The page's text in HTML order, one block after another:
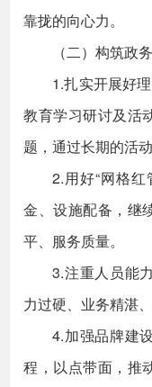
靠拢的向心力。
（二）构筑政
1.扎实开展好
教育学习研讨及活
题，通过长期的活
2.用好“网格
金、设施配备，继
平、服务质量。
3.注重人员能
力过硬、业务精湛
4.加强品牌建
程，以点带面，推